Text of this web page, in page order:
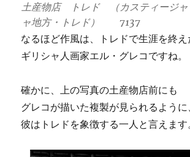
土産物店 トレド （カスティージャ
ャ地方・トレド） 7137
なるほど作風は、トレドで生涯を終え
ギリシャ人画家エル・グレコですね。
確かに、上の写真の土産物店前にも
グレコが描いた複製が見られるように
彼はトレドを象徴する一人と言えます